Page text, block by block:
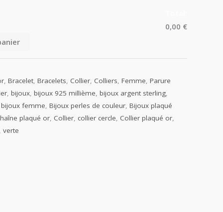
0,00 €
, Bracelet, Bracelets, Collier, Colliers, Femme, Parure
, bijoux, bijoux 925 millième, bijoux argent sterling,
bijoux femme, Bijoux perles de couleur, Bijoux plaqué
plaqué or, Collier, collier cercle, Collier plaqué or,
, verte